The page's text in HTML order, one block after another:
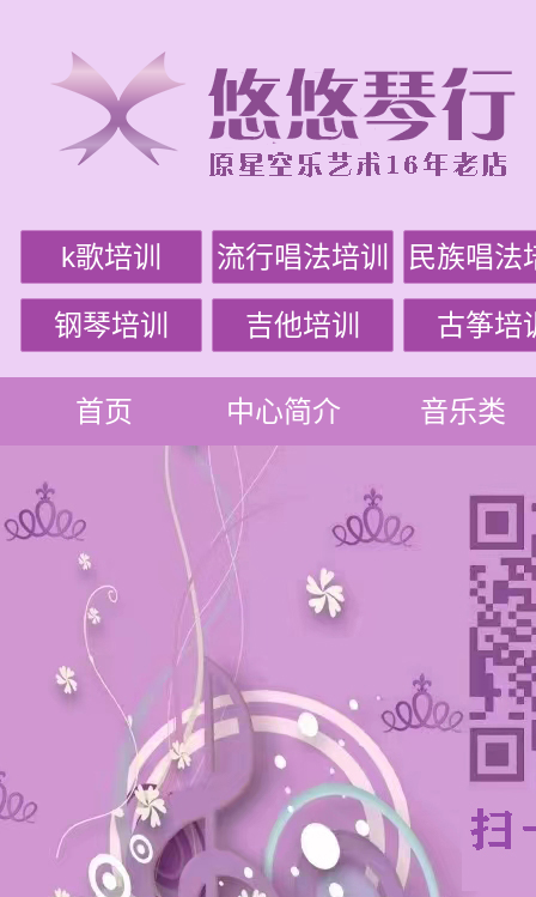
k歌培训 流行唱法培训 民族唱法
钢琴培训 吉他培训 古筝培
首页 中心简介 音乐类